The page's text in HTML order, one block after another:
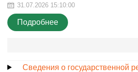
31.07.2026 15:10:00
Подробнее
Сведения о государственной